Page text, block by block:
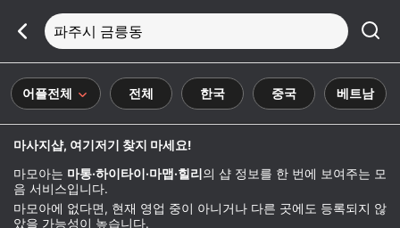
파주시 금릉동
어플전체 전체 한국 중국 베트남
마사지샵, 여기저기 찾지 마세요!
마모아는 마통·하이타이·마맵·힐리 의 샵 정보를 한 번에 보여주는 모
음 서비스입니다.
마모아에 없다면, 현재 영업 중이 아니거나 다른 곳에도 등록되지 않
았을 가능성이 높습니다.